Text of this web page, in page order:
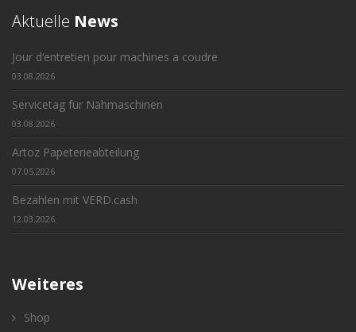
Aktuelle News
Jour d‘entretien pour machines a coudre
03.08.2026
Servicetag für Nähmaschinen
03.08.2026
Artoz Papeterieabteilung
07.05.2026
Bezahlen mit VERD.cash
12.03.2026
Weiteres
Shop